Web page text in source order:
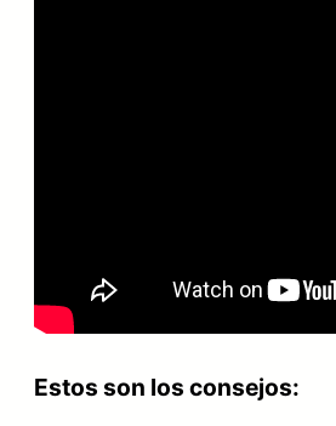
Estos son los consejos: